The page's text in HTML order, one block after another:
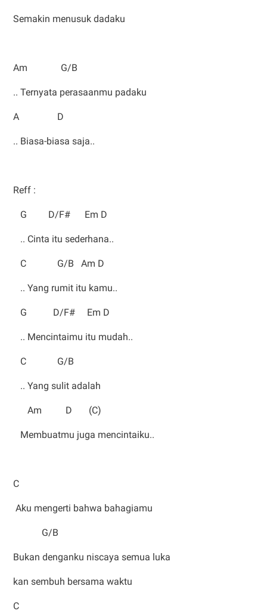
Semakin menusuk dadaku
Am G/B
.. Ternyata perasaanmu padaku
A D
.. Biasa-biasa saja..
Reff :
G D/F# Em D
.. Cinta itu sederhana..
C G/B Am D
.. Yang rumit itu kamu..
G D/F# Em D
.. Mencintaimu itu mudah..
C G/B
.. Yang sulit adalah
Am D (C)
Membuatmu juga mencintaiku..
C
Aku mengerti bahwa bahagiamu
G/B
Bukan denganku niscaya semua luka
kan sembuh bersama waktu
C